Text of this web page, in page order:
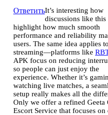
ОтветитьIt’s interesting how
discussions like this
highlight how much smooth
performance and reliability
users. The same idea applies to
streaming—platforms like
APK focus on reducing
so people can just enjoy the
experience. Whether it’s
watching live matches, a
setup really makes all the
Only we offer a refined Geeta
Escort Service that focuses